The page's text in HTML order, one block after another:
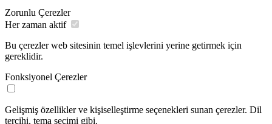
Zorunlu Çerezler
Her zaman aktif
Bu çerezler web sitesinin temel işlevlerini yerine getirmek için
gereklidir.
Fonksiyonel Çerezler
Gelişmiş özellikler ve kişiselleştirme seçenekleri sunan çerezler. Dil
tercihi, tema seçimi gibi.